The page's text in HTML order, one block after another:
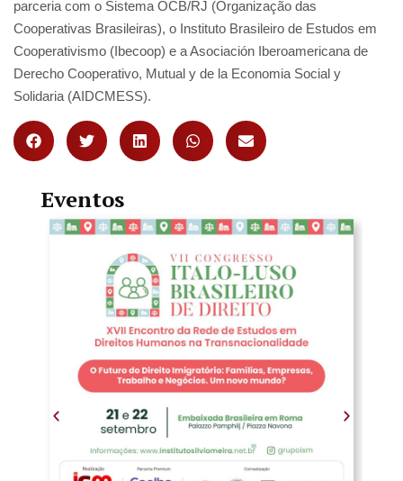
parceria com o Sistema OCB/RJ (Organização das
Cooperativas Brasileiras), o Instituto Brasileiro de Estudos em
Cooperativismo (Ibecoop) e a Asociación Iberoamericana de
Derecho Cooperativo, Mutual y de la Economia Social y
Solidaria (AIDCMESS).
Eventos